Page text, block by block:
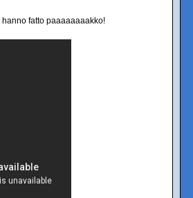
fatto paaaaaaaakko!